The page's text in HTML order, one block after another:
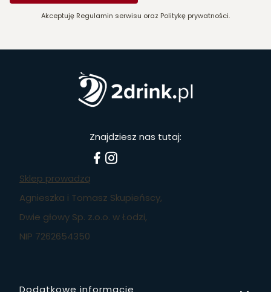
Akceptuję Regulamin serwisu oraz Politykę prywatności.
Znajdziesz nas tutaj:
Sklep prowadzą
Agnieszka i Tomasz Skupieńscy,
Dwie głowy Sp. z.o.o. w Łodzi,
NIP 7262654350
Dodatkowe informacje